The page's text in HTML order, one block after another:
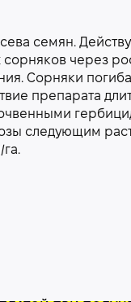
семян.
через
Сорняки
препарата
следующим